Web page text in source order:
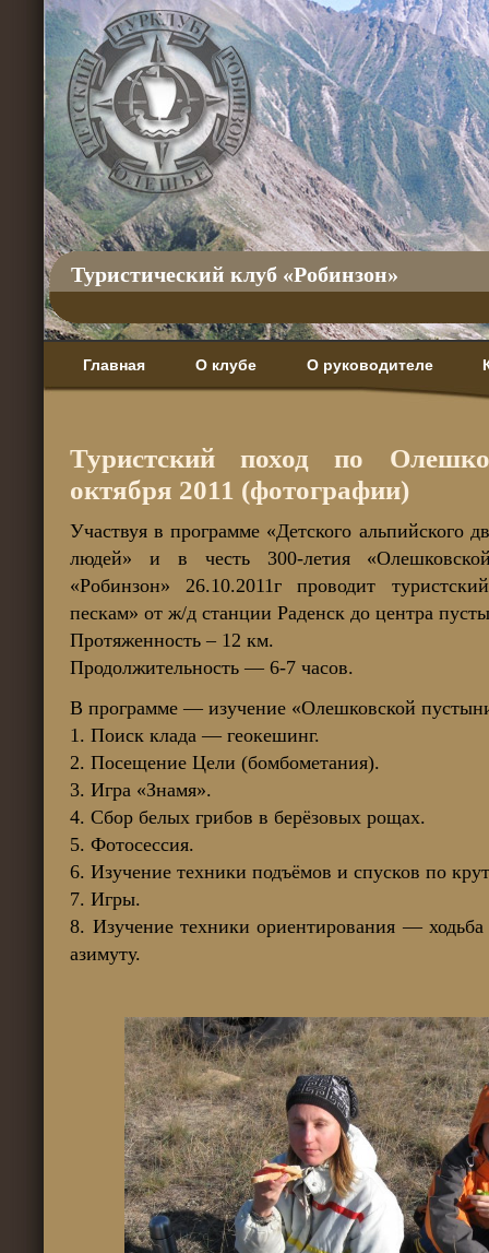
Туристический клуб «Робинзон»
Главная О клубе О руководителе
Туристский поход по
октября 2011 (фотографии)
Участвуя в программе «Детского альпийского
людей» и в честь 300-летия
«Робинзон» 26.10.2011г проводит
пескам» от ж/д станции Раденск до центра
Протяженность – 12 км.
Продолжительность — 6-7 часов.
В программе — изучение «Олешковской
1. Поиск клада — геокешинг.
2. Посещение Цели (бомбометания).
3. Игра «Знамя».
4. Сбор белых грибов в берёзовых рощах.
5. Фотосессия.
6. Изучение техники подъёмов и спусков по
7. Игры.
8. Изучение техники ориентирования —
азимуту.